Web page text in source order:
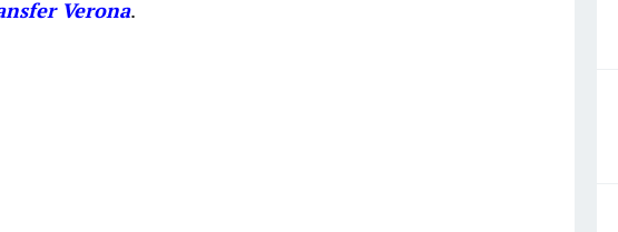
Verona.